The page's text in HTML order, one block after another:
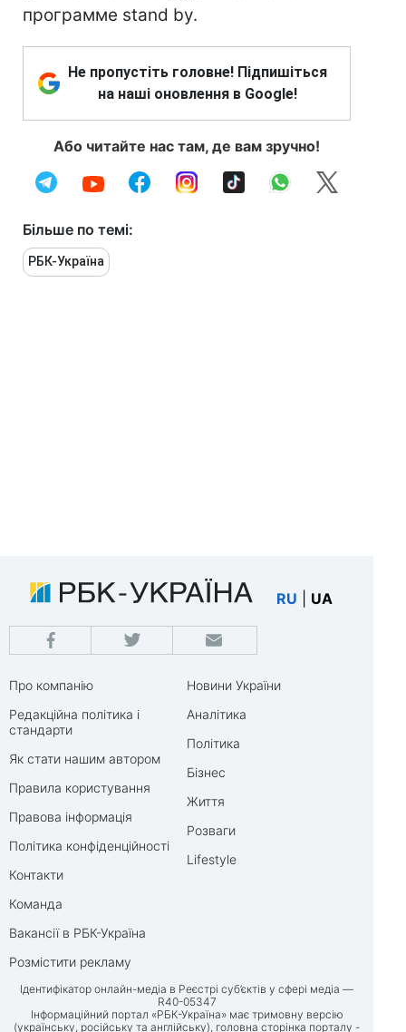
программе stand by.
Не пропустіть головне! Підпишіться
на наші оновлення в Google!
Або читайте нас там, де вам зручно!
Більше по темі:
РБК-Україна
RU UA
Про компанію
Редакційна політика і
стандарти
Як стати нашим автором
Правила користування
Правова інформація
Політика конфіденційності
Контакти
Команда
Вакансії в РБК-Україна
Розмістити рекламу
Новини України
Аналітика
Політика
Бізнес
Життя
Розваги
Lifestyle
Ідентифікатор онлайн-медіа в Реєстрі суб’єктів у сфері медіа —
R40-05347
Інформаційний портал «РБК-Україна» має тримовну версію
(українську, російську та англійську), головна сторінка порталу -